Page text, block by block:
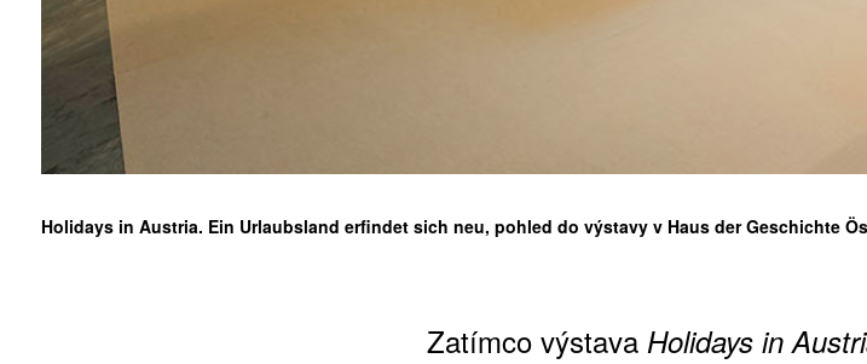
Holidays in Austria. Ein Urlaubsland erfindet sich neu, pohled do výstavy v Haus der Geschichte
Zatímco výstava Holidays in
365 DNÍ ONLINE VERZE